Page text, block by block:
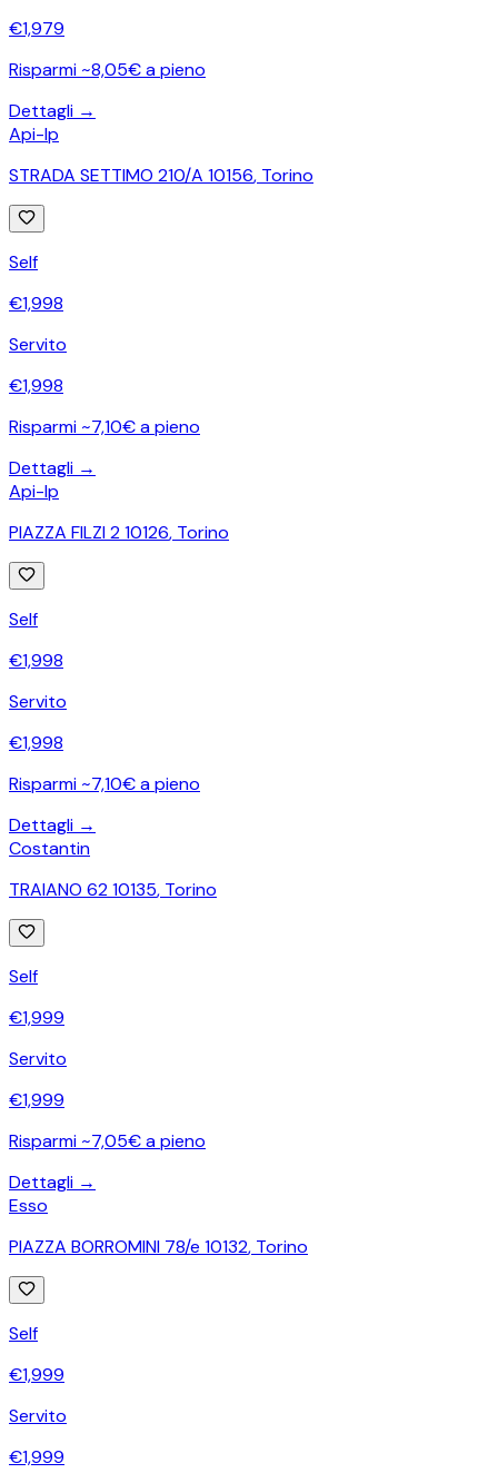
€1,979
Risparmi ~8,05€ a pieno
Dettagli →
Api-Ip
STRADA SETTIMO 210/A 10156, Torino
Self
€1,998
Servito
€1,998
Risparmi ~7,10€ a pieno
Dettagli →
Api-Ip
PIAZZA FILZI 2 10126, Torino
Self
€1,998
Servito
€1,998
Risparmi ~7,10€ a pieno
Dettagli →
Costantin
TRAIANO 62 10135, Torino
Self
€1,999
Servito
€1,999
Risparmi ~7,05€ a pieno
Dettagli →
Esso
PIAZZA BORROMINI 78/e 10132, Torino
Self
€1,999
Servito
€1,999